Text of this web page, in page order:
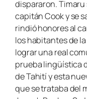
dispararon. Timaru
capitán Cook y se
rindió honores al
los habitantes de
lograr una real
prueba lingüística
de Tahití y esta
que se trataba del